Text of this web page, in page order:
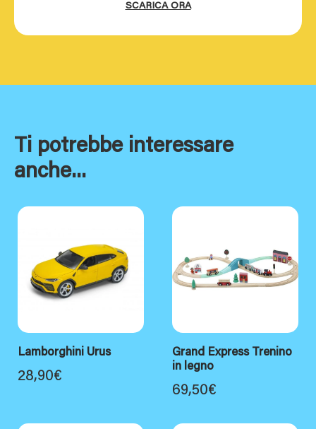
SCARICA ORA
Ti potrebbe interessare
anche...
Lamborghini Urus
28,90€
Grand Express Trenino
in legno
69,50€